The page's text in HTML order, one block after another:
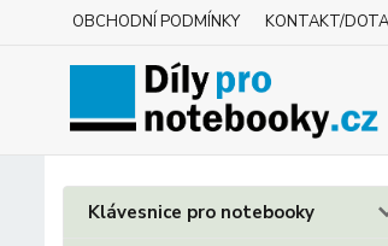
OBCHODNÍ PODMÍNKY KONTAKT/
Klávesnice pro notebooky